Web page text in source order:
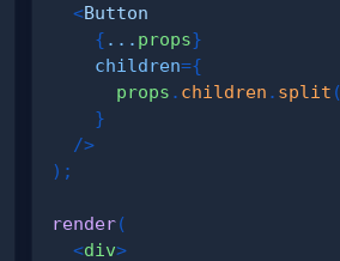
<Button
{ ... props}
children={
      props
. children . split (
}
/>
) ;
render(
<div>